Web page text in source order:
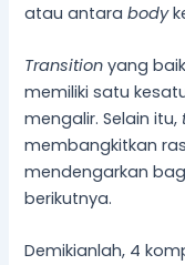
atau antarabody
Transition yang
memiliki satu
mengalir. Selain itu,
membangkitkan
mendengarkan
berikutnya.
Demikianlah, 4